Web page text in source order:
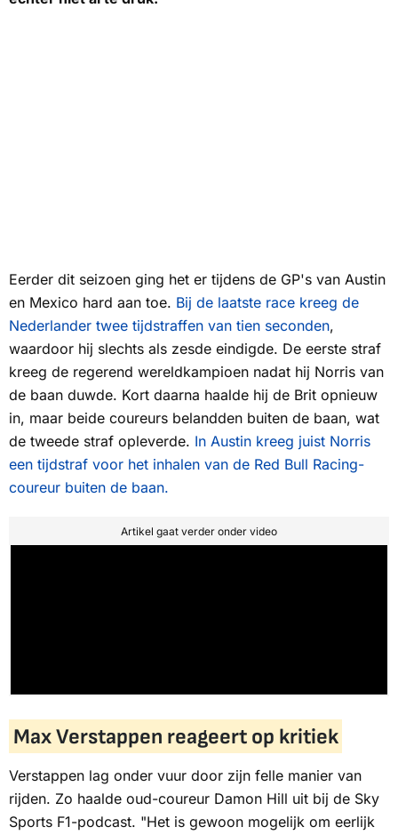
Eerder dit seizoen ging het er tijdens de GP's van Austin
en Mexico hard aan toe. Bij de laatste race kreeg de
Nederlander twee tijdstraffen van tien seconden,
waardoor hij slechts als zesde eindigde. De eerste straf
kreeg de regerend wereldkampioen nadat hij Norris van
de baan duwde. Kort daarna haalde hij de Brit opnieuw
in, maar beide coureurs belandden buiten de baan, wat
de tweede straf opleverde. In Austin kreeg juist Norris
een tijdstraf voor het inhalen van de Red Bull Racing-
coureur buiten de baan.
Artikel gaat verder onder video
Max Verstappen reageert op kritiek
Verstappen lag onder vuur door zijn felle manier van
rijden. Zo haalde oud-coureur Damon Hill uit bij de Sky
Sports F1-podcast. "Het is gewoon mogelijk om eerlijk